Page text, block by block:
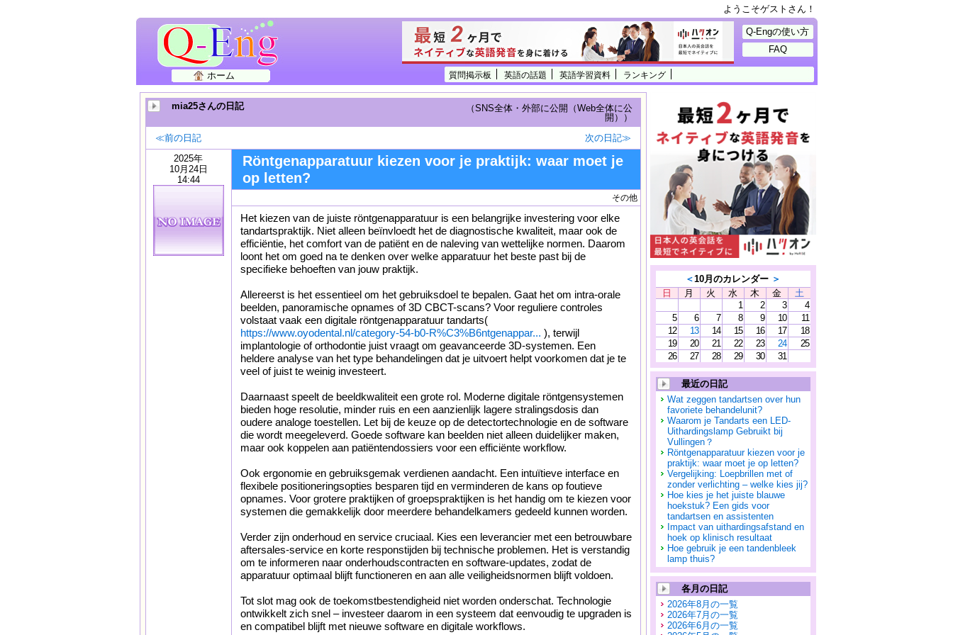
ようこそゲストさん！
質問掲示板 英語の話題 英語学習資料 ランキング
ホーム
Q-Engの使い方
FAQ
mia25さんの日記
（SNS全体・外部に公開（Web全体に公
開））
≪前の日記
次の日記≫
2025年
10月24日
14:44
Röntgenapparatuur kiezen voor je praktijk: waar moet je
op letten?
その他
Het kiezen van de juiste röntgenapparatuur is een belangrijke investering voor elke
tandartspraktijk. Niet alleen beïnvloedt het de diagnostische kwaliteit, maar ook de
efficiëntie, het comfort van de patiënt en de naleving van wettelijke normen. Daarom
loont het om goed na te denken over welke apparatuur het beste past bij de
specifieke behoeften van jouw praktijk.
Allereerst is het essentieel om het gebruiksdoel te bepalen. Gaat het om intra-orale
beelden, panoramische opnames of 3D CBCT-scans? Voor reguliere controles
volstaat vaak een digitale röntgenapparatuur tandarts(
https://www.oyodental.nl/category-54-b0-R%C3%B6ntgenappar... ), terwijl
implantologie of orthodontie juist vraagt om geavanceerde 3D-systemen. Een
heldere analyse van het type behandelingen dat je uitvoert helpt voorkomen dat je te
veel of juist te weinig investeert.
Daarnaast speelt de beeldkwaliteit een grote rol. Moderne digitale röntgensystemen
bieden hoge resolutie, minder ruis en een aanzienlijk lagere stralingsdosis dan
oudere analoge toestellen. Let bij de keuze op de detectortechnologie en de software
die wordt meegeleverd. Goede software kan beelden niet alleen duidelijker maken,
maar ook koppelen aan patiëntendossiers voor een efficiënte workflow.
Ook ergonomie en gebruiksgemak verdienen aandacht. Een intuïtieve interface en
flexibele positioneringsopties besparen tijd en verminderen de kans op foutieve
opnames. Voor grotere praktijken of groepspraktijken is het handig om te kiezen voor
systemen die gemakkelijk door meerdere behandelkamers gedeeld kunnen worden.
Verder zijn onderhoud en service cruciaal. Kies een leverancier met een betrouwbare
aftersales-service en korte responstijden bij technische problemen. Het is verstandig
om te informeren naar onderhoudscontracten en software-updates, zodat de
apparatuur optimaal blijft functioneren en aan alle veiligheidsnormen blijft voldoen.
Tot slot mag ook de toekomstbestendigheid niet worden onderschat. Technologie
ontwikkelt zich snel – investeer daarom in een systeem dat eenvoudig te upgraden is
en compatibel blijft met nieuwe software en digitale workflows.
＜10月のカレンダー ＞
日
月 火 水 木 金
土
1
2 3
4
5
6 7 8 9 10
11
12
13 14 15 16 17
18
19
20 21 22 23 24
25
26
27 28 29 30 31
最近の日記
Wat zeggen tandartsen over hun
favoriete behandelunit?
Waarom je Tandarts een LED-
Uithardingslamp Gebruikt bij
Vullingen？
Röntgenapparatuur kiezen voor je
praktijk: waar moet je op letten?
Vergelijking: Loepbrillen met of
zonder verlichting – welke kies jij?
Hoe kies je het juiste blauwe
hoekstuk? Een gids voor
tandartsen en assistenten
Impact van uithardingsafstand en
hoek op klinisch resultaat
Hoe gebruik je een tandenbleek
lamp thuis?
各月の日記
2026年8月の一覧
2026年7月の一覧
2026年6月の一覧